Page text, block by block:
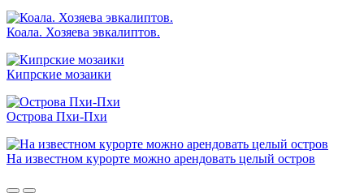
Коала. Хозяева эвкалиптов.
Кипрские мозаики
Острова Пхи-Пхи
На известном курорте можно арендовать целый остров